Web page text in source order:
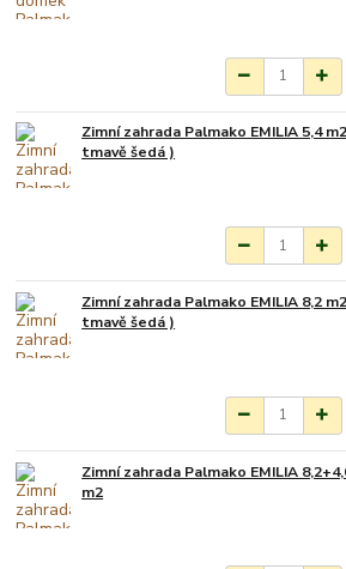
Zimní zahrada Palmako EMILIA 5,4
tmavě šedá )
Zimní zahrada Palmako EMILIA 8,2
tmavě šedá )
Zimní zahrada Palmako EMILIA
m2